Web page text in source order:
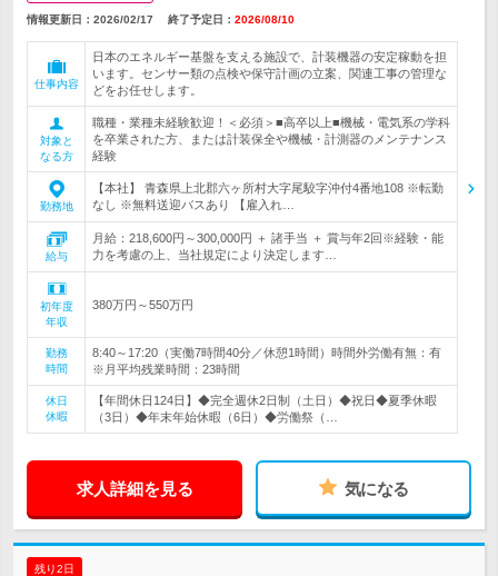
情報更新日：2026/02/17 終了予定日： 2026/08/10
仕事内容
日本のエネルギー基盤を支える施設で、計装機器の安定稼動を担
います。センサー類の点検や保守計画の立案、関連工事の管理な
どをお任せします。
対象と
なる方
職種・業種未経験歓迎！＜必須＞■高卒以上■機械・電気系の学科
を卒業された方、または計装保全や機械・計測器のメンテナンス
経験
勤務地
【本社】 青森県上北郡六ヶ所村大字尾駮字沖付4番地108 ※転勤
なし ※無料送迎バスあり 【雇入れ…
給与
月給：218,600円～300,000円 ＋ 諸手当 ＋ 賞与年2回※経験・能
力を考慮の上、当社規定により決定します…
初年度
年収
380万円～550万円
勤務
時間
8:40～17:20（実働7時間40分／休憩1時間）時間外労働有無：有
※月平均残業時間：23時間
休日
休暇
【年間休日124日】◆完全週休2日制（土日）◆祝日◆夏季休暇
（3日）◆年末年始休暇（6日）◆労働祭（…
求人詳細を見る 気になる
残り2日